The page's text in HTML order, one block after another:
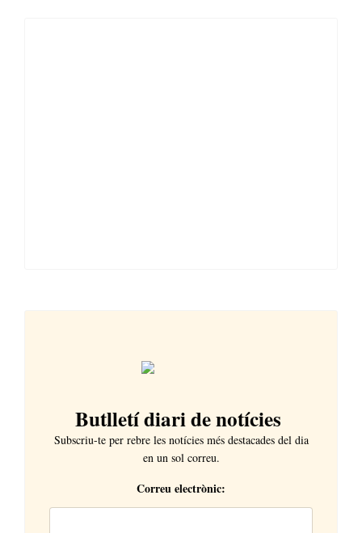
Butlletí diari de notícies
Subscriu-te per rebre les notícies més destacades del dia
en un sol correu.
Correu electrònic: